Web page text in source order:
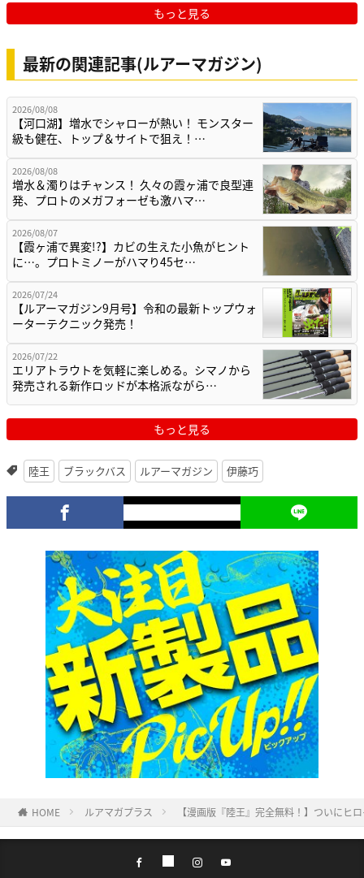
もっと見る
最新の関連記事(ルアーマガジン)
2026/08/08
【河口湖】増水でシャローが熱い！ モンスター
級も健在、トップ＆サイトで狙え！…
2026/08/08
増水＆濁りはチャンス！ 久々の霞ヶ浦で良型連
発、プロトのメガフォーゼも激ハマ…
2026/08/07
【霞ヶ浦で異変!?】カビの生えた小魚がヒント
に…。プロトミノーがハマり45セ…
2026/07/24
【ルアーマガジン9月号】令和の最新トップウォ
ーターテクニック発売！
2026/07/22
エリアトラウトを気軽に楽しめる。シマノから
発売される新作ロッドが本格派ながら…
もっと見る
陸王 ブラックバス ルアーマガジン 伊藤巧
HOME ルアマガプラス 【漫画版『陸王』完全無料！】ついに